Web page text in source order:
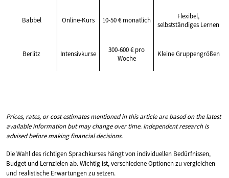
Babbel Online-Kurs 10-50 € monatlich
Flexibel,
selbstständiges Lernen
Berlitz Intensivkurse
300-600 € pro
Woche
Kleine Gruppengrößen
Prices, rates, or cost estimates mentioned in this article are based on the latest
available information but may change over time. Independent research is
advised before making financial decisions.
Die Wahl des richtigen Sprachkurses hängt von individuellen Bedürfnissen,
Budget und Lernzielen ab. Wichtig ist, verschiedene Optionen zu vergleichen
und realistische Erwartungen zu setzen.